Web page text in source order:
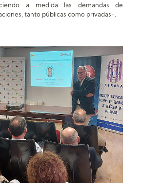
a medida las demandas de
tanto públicas como privadas-.